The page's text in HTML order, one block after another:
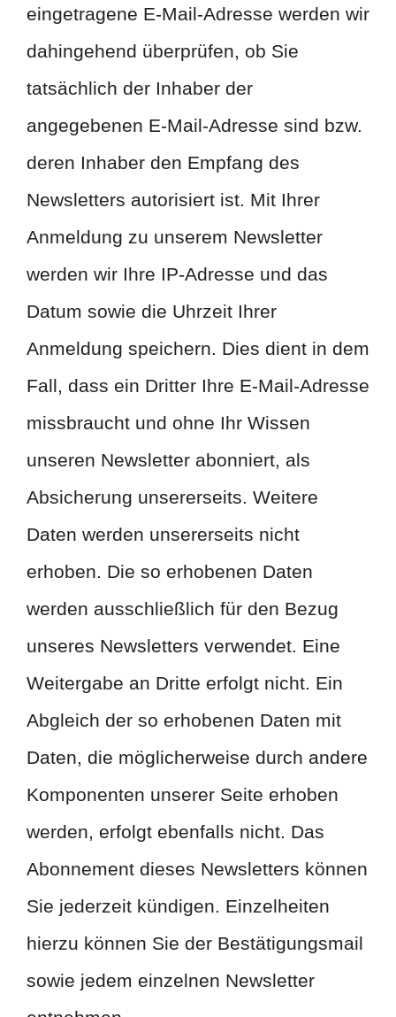
eingetragene E-Mail-Adresse werden wir
dahingehend überprüfen, ob Sie
tatsächlich der Inhaber der
angegebenen E-Mail-Adresse sind bzw.
deren Inhaber den Empfang des
Newsletters autorisiert ist. Mit Ihrer
Anmeldung zu unserem Newsletter
werden wir Ihre IP-Adresse und das
Datum sowie die Uhrzeit Ihrer
Anmeldung speichern. Dies dient in dem
Fall, dass ein Dritter Ihre E-Mail-Adresse
missbraucht und ohne Ihr Wissen
unseren Newsletter abonniert, als
Absicherung unsererseits. Weitere
Daten werden unsererseits nicht
erhoben. Die so erhobenen Daten
werden ausschließlich für den Bezug
unseres Newsletters verwendet. Eine
Weitergabe an Dritte erfolgt nicht. Ein
Abgleich der so erhobenen Daten mit
Daten, die möglicherweise durch andere
Komponenten unserer Seite erhoben
werden, erfolgt ebenfalls nicht. Das
Abonnement dieses Newsletters können
Sie jederzeit kündigen. Einzelheiten
hierzu können Sie der Bestätigungsmail
sowie jedem einzelnen Newsletter